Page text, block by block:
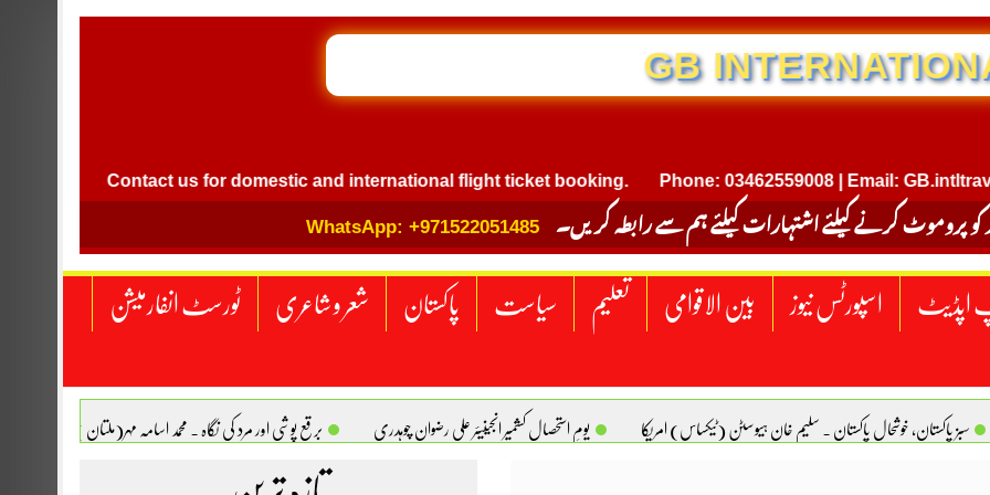
GB INTERNATIONAL TRAVEL
Contact us for domestic and international flight ticket booking. Phone: 03462559008 | Email:
کو پروموٹ کرنے کیلئے اشتہارات کیلئے ہم سے رابطہ کریں۔ WhatsApp: +971522051485
اپڈیٹ اسپورٹس نیوز بین الاقوامی تعلیم سیاست پاکستان شعر و شاعری ٹورسٹ انفارمیشن
سبز پاکستان، خوشحال پاکستان . سلیم خان ہیوسٹن (ٹیکساس) امریکا یومِ استحصالِ کشمیر انجینیئر علی رضوان چوہدری برقع پوشی اور مرد کی نگاہ . محمد اسامہ مہر(ملتان )